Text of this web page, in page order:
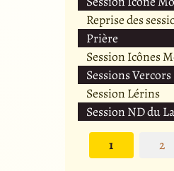
Reprise des
Prière
Session Icônes
Sessions Vercors
Session Lérins
Session ND du
1
2